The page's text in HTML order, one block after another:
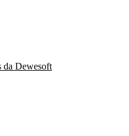
da Dewesoft